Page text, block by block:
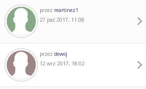
przez martinez1
27 paź 2017, 11:08
przez dewoj
12 wrz 2017, 18:02